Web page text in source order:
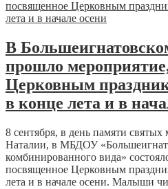
В
прошло
Церковным
в конце лета и в
8 сентября, в день памяти
Наталии, в МБДОУ
комбинированного вида»
посвященное Церковным
лета и в начале осени. Малыши